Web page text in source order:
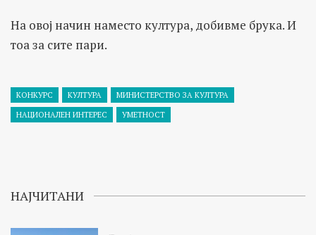
На овој начин наместо култура, добивме брука. И
тоа за сите пари.
КОНКУРС КУЛТУРА
МИНИСТЕРСТВО ЗА КУЛТУРА
НАЦИОНАЛЕН ИНТЕРЕС
УМЕТНОСТ
НАЈЧИТАНИ